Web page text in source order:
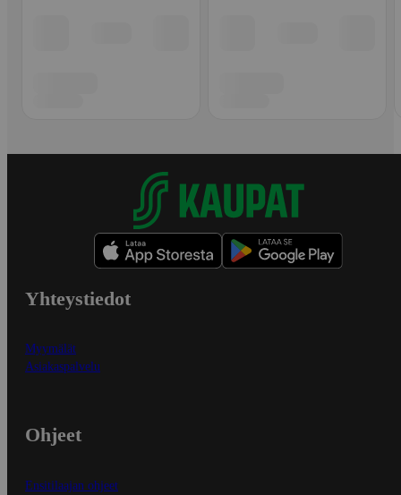
Yhteystiedot
Myymälät
Asiakaspalvelu
Ohjeet
Ensitilaajan ohjeet